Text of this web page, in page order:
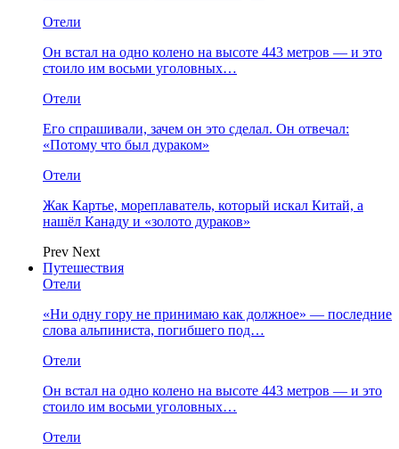
Отели
Он встал на одно колено на высоте 443 метров — и это
стоило им восьми уголовных…
Отели
Его спрашивали, зачем он это сделал. Он отвечал:
«Потому что был дураком»
Отели
Жак Картье, мореплаватель, который искал Китай, а
нашёл Канаду и «золото дураков»
Prev Next
Путешествия
Отели
«Ни одну гору не принимаю как должное» — последние
слова альпиниста, погибшего под…
Отели
Он встал на одно колено на высоте 443 метров — и это
стоило им восьми уголовных…
Отели